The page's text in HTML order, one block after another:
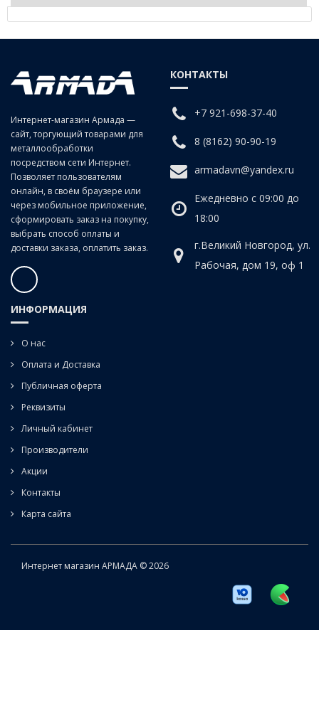
СВЕРЛО СПИРАЛЬНОЕ С ЦИЛИНДРИЧЕСКИМ ХВОСТОВИКОМ
СРЕДНЕЙ СЕРИИ КЛАСС А, С ИЗНОСОСТОЙКИМ ПОКРЫТИЕМ ИЗ
НИТРИД ТИТАНА , СТАЛЬ Р6М5, ГОСТ 10902
Интернет-магазин Армада —
сайт, торгующий товарами для
металлообработки
посредством сети Интернет.
Позволяет пользователям
онлайн, в своём браузере или
через мобильное приложение,
сформировать заказ на покупку,
выбрать способ оплаты и
доставки заказа, оплатить заказ.
КОНТАКТЫ
+7 921-698-37-40
8 (8162) 90-90-19
armadavn@yandex.ru
Ежедневно с 09:00 до
18:00
г.Великий Новгород, ул.
Рабочая, дом 19, оф 1
ИНФОРМАЦИЯ
О нас
Оплата и Доставка
Публичная оферта
Реквизиты
Личный кабинет
Производители
Акции
Контакты
Карта сайта
Интернет магазин АРМАДА © 2026